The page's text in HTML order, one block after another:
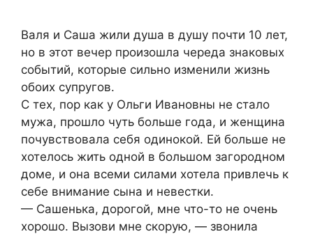
Валя и Саша жили душа в душу почти 10 лет,
но в этот вечер произошла череда знаковых
событий, которые сильно изменили жизнь
обоих супругов.
С тех, пор как у Ольги Ивановны не стало
мужа, прошло чуть больше года, и женщина
почувствовала себя одинокой. Ей больше не
хотелось жить одной в большом загородном
доме, и она всеми силами хотела привлечь к
себе внимание сына и невестки.
— Сашенька, дорогой, мне что-то не очень
хорошо. Вызови мне скорую, — звонила